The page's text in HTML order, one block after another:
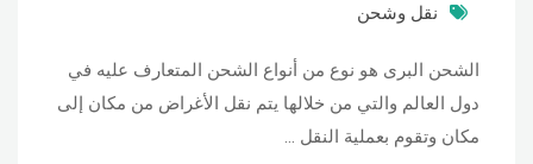
نقل وشحن
الشحن البرى هو نوع من أنواع الشحن المتعارف عليه في
دول العالم والتي من خلالها يتم نقل الأغراض من مكان إلى
مكان وتقوم بعملية النقل …